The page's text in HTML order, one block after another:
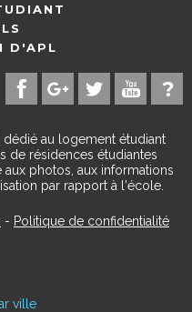
D'APL
dédié au logement étudiant
de résidences étudiantes
photos, aux informations
par rapport à l'école.
- Politique de confidentialité
ville